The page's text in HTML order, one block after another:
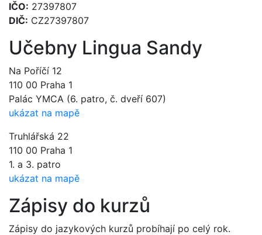
IČO: 27397807
DIČ: CZ27397807
Učebny Lingua Sandy
Na Poříčí 12
110 00 Praha 1
Palác YMCA (6. patro, č. dveří 607)
ukázat na mapě
Truhlářská 22
110 00 Praha 1
1. a 3. patro
ukázat na mapě
Zápisy do kurzů
Zápisy do jazykových kurzů probíhají po celý rok.